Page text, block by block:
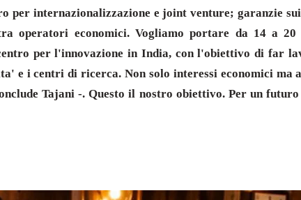
per internazionalizzazione e joint venture; garanzie
economici. Vogliamo portare da 14 a 20
per l'innovazione in India, con l'obiettivo di far
e i centri di ricerca. Non solo interessi economici
Tajani -. Questo il nostro obiettivo. Per un